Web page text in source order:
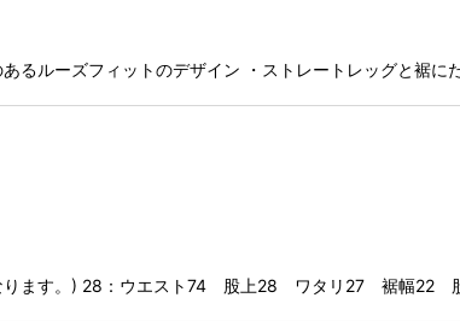
るルーズフィットのデザイン ・ストレートレッグと裾に
ります。) 28：ウエスト74 股上28 ワタリ27 裾幅22